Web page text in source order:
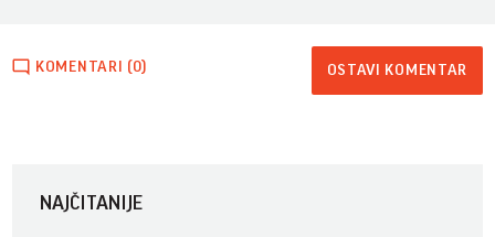
KOMENTARI (0) OSTAVI KOMENTAR
NAJČITANIJE